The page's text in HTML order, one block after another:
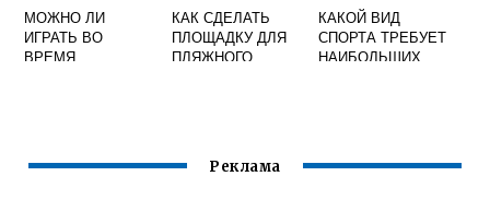
МОЖНО ЛИ
ИГРАТЬ ВО
ВРЕМЯ
ВОЛЕЙБОЛ
КАК СДЕЛАТЬ
ПЛОЩАДКУ ДЛЯ
ПЛЯЖНОГО
КАКОЙ ВИД
СПОРТА ТРЕБУЕТ
НАИБОЛЬШИХ
Реклама